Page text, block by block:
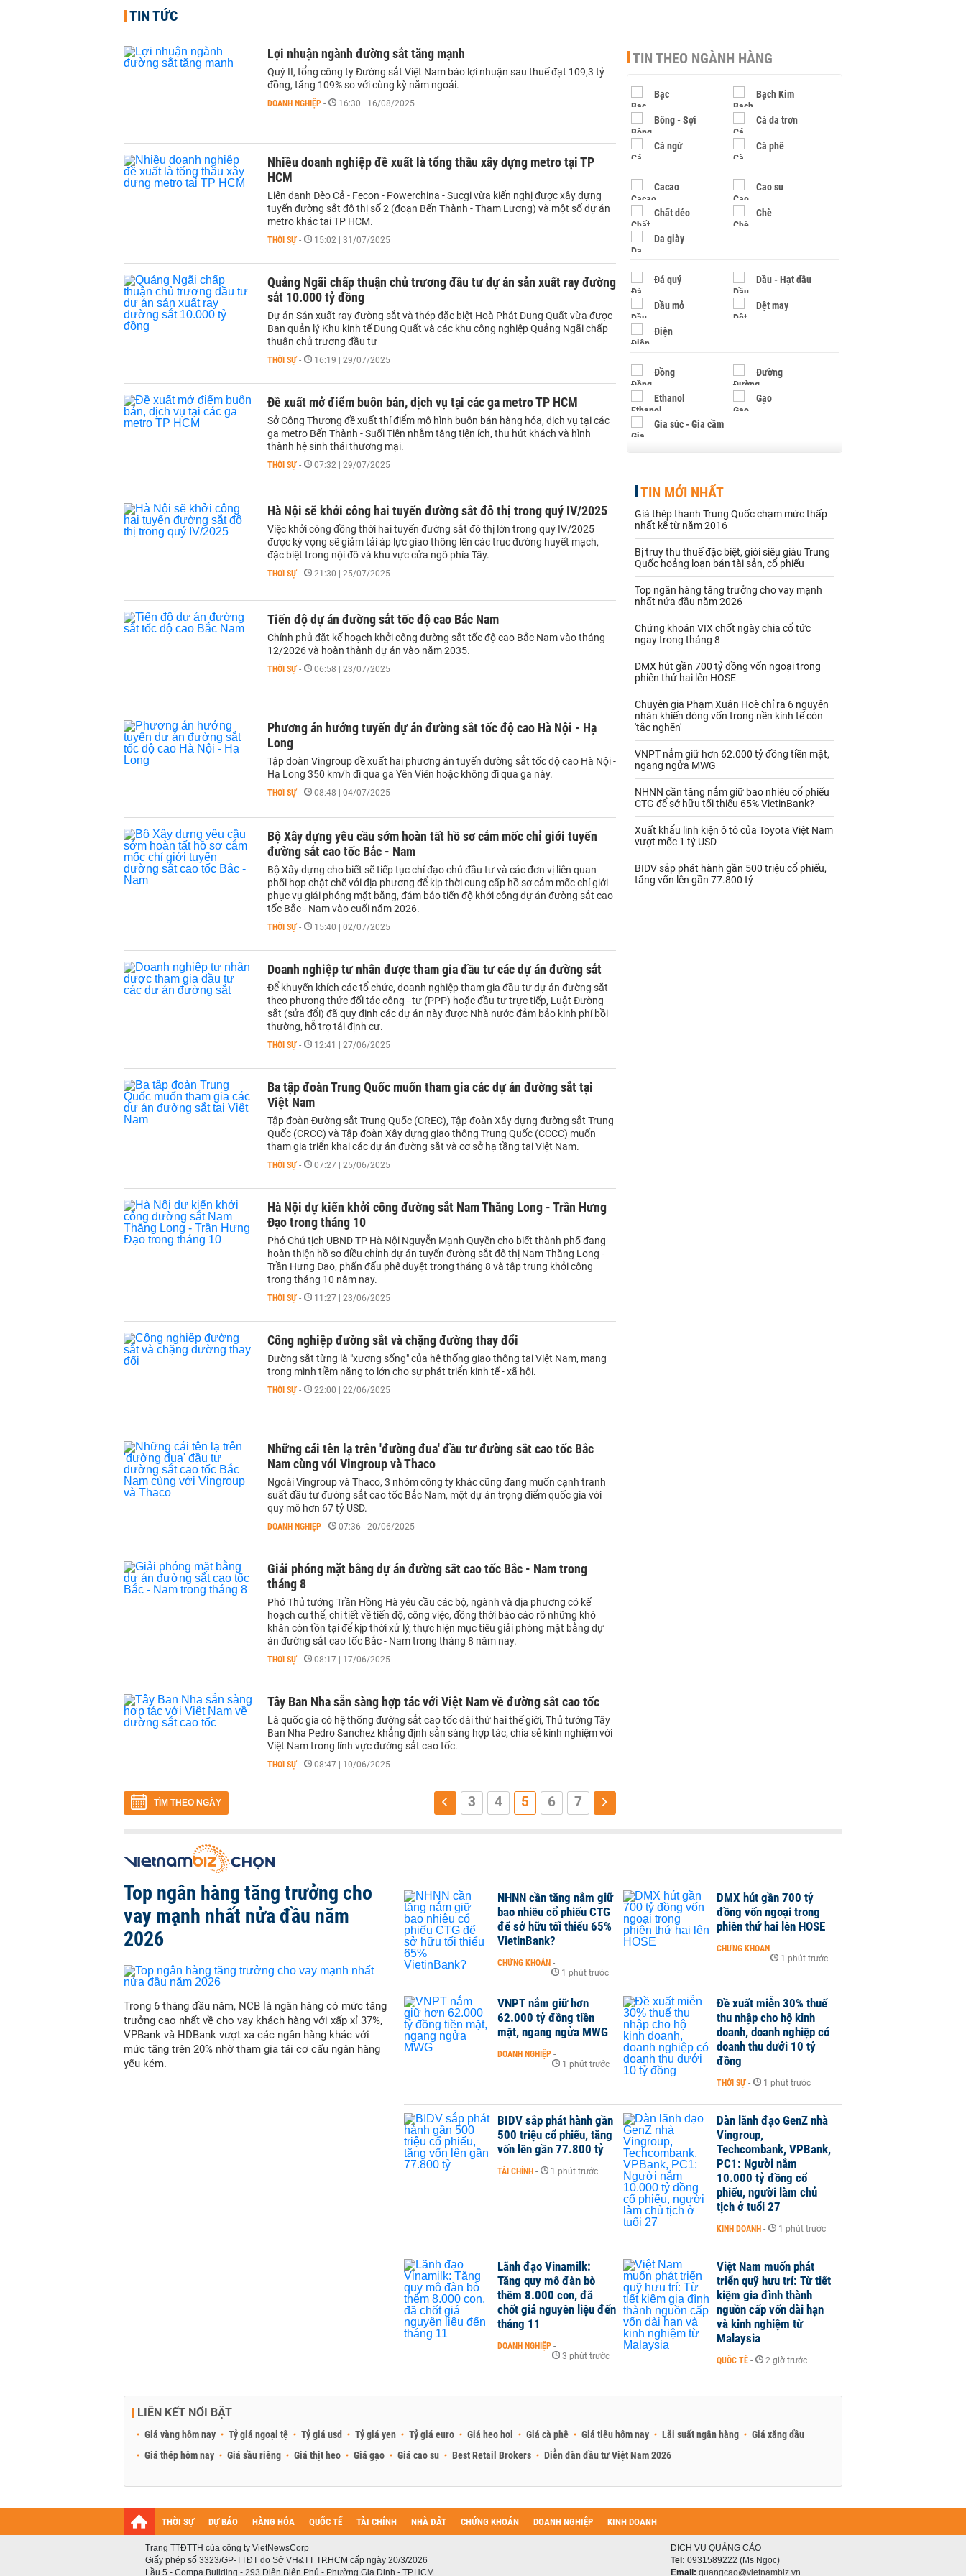
TIN TỨC
Lợi nhuận ngành đường sắt tăng mạnh
Quý II, tổng công ty Đường sắt Việt Nam báo lợi nhuận sau thuế đạt 109,3 tỷ
đồng, tăng 109% so với cùng kỳ năm ngoái.
DOANH NGHIỆP - 16:30 | 16/08/2025
Nhiều doanh nghiệp đề xuất là tổng thầu xây dựng metro tại TP
HCM
Liên danh Đèo Cả - Fecon - Powerchina - Sucgi vừa kiến nghị được xây dựng
tuyến đường sắt đô thị số 2 (đoạn Bến Thành - Tham Lương) và một số dự án
metro khác tại TP HCM.
THỜI SỰ - 15:02 | 31/07/2025
Quảng Ngãi chấp thuận chủ trương đầu tư dự án sản xuất ray đường
sắt 10.000 tỷ đồng
Dự án Sản xuất ray đường sắt và thép đặc biệt Hoà Phát Dung Quất vừa được
Ban quản lý Khu kinh tế Dung Quất và các khu công nghiệp Quảng Ngãi chấp
thuận chủ trương đầu tư
THỜI SỰ - 16:19 | 29/07/2025
Đề xuất mở điểm buôn bán, dịch vụ tại các ga metro TP HCM
Sở Công Thương đề xuất thí điểm mô hình buôn bán hàng hóa, dịch vụ tại các
ga metro Bến Thành - Suối Tiên nhằm tăng tiện ích, thu hút khách và hình
thành hệ sinh thái thương mại.
THỜI SỰ - 07:32 | 29/07/2025
Hà Nội sẽ khởi công hai tuyến đường sắt đô thị trong quý IV/2025
Việc khởi công đồng thời hai tuyến đường sắt đô thị lớn trong quý IV/2025
được kỳ vọng sẽ giảm tải áp lực giao thông lên các trục đường huyết mạch,
đặc biệt trong nội đô và khu vực cửa ngõ phía Tây.
THỜI SỰ - 21:30 | 25/07/2025
Tiến độ dự án đường sắt tốc độ cao Bắc Nam
Chính phủ đặt kế hoạch khởi công đường sắt tốc độ cao Bắc Nam vào tháng
12/2026 và hoàn thành dự án vào năm 2035.
THỜI SỰ - 06:58 | 23/07/2025
Phương án hướng tuyến dự án đường sắt tốc độ cao Hà Nội - Hạ
Long
Tập đoàn Vingroup đề xuất hai phương án tuyến đường sắt tốc độ cao Hà Nội -
Hạ Long 350 km/h đi qua ga Yên Viên hoặc không đi qua ga này.
THỜI SỰ - 08:48 | 04/07/2025
Bộ Xây dựng yêu cầu sớm hoàn tất hồ sơ cắm mốc chỉ giới tuyến
đường sắt cao tốc Bắc - Nam
Bộ Xây dựng cho biết sẽ tiếp tục chỉ đạo chủ đầu tư và các đơn vị liên quan
phối hợp chặt chẽ với địa phương để kịp thời cung cấp hồ sơ cắm mốc chỉ giới
phục vụ giải phóng mặt bằng, đảm bảo tiến độ khởi công dự án đường sắt cao
tốc Bắc - Nam vào cuối năm 2026.
THỜI SỰ - 15:40 | 02/07/2025
Doanh nghiệp tư nhân được tham gia đầu tư các dự án đường sắt
Để khuyến khích các tổ chức, doanh nghiệp tham gia đầu tư dự án đường sắt
theo phương thức đối tác công - tư (PPP) hoặc đầu tư trực tiếp, Luật Đường
sắt (sửa đổi) đã quy định các dự án này được Nhà nước đảm bảo kinh phí bồi
thường, hỗ trợ tái định cư.
THỜI SỰ - 12:41 | 27/06/2025
Ba tập đoàn Trung Quốc muốn tham gia các dự án đường sắt tại
Việt Nam
Tập đoàn Đường sắt Trung Quốc (CREC), Tập đoàn Xây dựng đường sắt Trung
Quốc (CRCC) và Tập đoàn Xây dựng giao thông Trung Quốc (CCCC) muốn
tham gia triển khai các dự án đường sắt và cơ sở hạ tầng tại Việt Nam.
THỜI SỰ - 07:27 | 25/06/2025
Hà Nội dự kiến khởi công đường sắt Nam Thăng Long - Trần Hưng
Đạo trong tháng 10
Phó Chủ tịch UBND TP Hà Nội Nguyễn Mạnh Quyền cho biết thành phố đang
hoàn thiện hồ sơ điều chỉnh dự án tuyến đường sắt đô thị Nam Thăng Long -
Trần Hưng Đạo, phấn đấu phê duyệt trong tháng 8 và tập trung khởi công
trong tháng 10 năm nay.
THỜI SỰ - 11:27 | 23/06/2025
Công nghiệp đường sắt và chặng đường thay đổi
Đường sắt từng là "xương sống" của hệ thống giao thông tại Việt Nam, mang
trong mình tiềm năng to lớn cho sự phát triển kinh tế - xã hội.
THỜI SỰ - 22:00 | 22/06/2025
Những cái tên lạ trên 'đường đua' đầu tư đường sắt cao tốc Bắc
Nam cùng với Vingroup và Thaco
Ngoài Vingroup và Thaco, 3 nhóm công ty khác cũng đang muốn cạnh tranh
suất đầu tư đường sắt cao tốc Bắc Nam, một dự án trọng điểm quốc gia với
quy mô hơn 67 tỷ USD.
DOANH NGHIỆP - 07:36 | 20/06/2025
Giải phóng mặt bằng dự án đường sắt cao tốc Bắc - Nam trong
tháng 8
Phó Thủ tướng Trần Hồng Hà yêu cầu các bộ, ngành và địa phương có kế
hoạch cụ thể, chi tiết về tiến độ, công việc, đồng thời báo cáo rõ những khó
khăn còn tồn tại để kịp thời xử lý, thực hiện mục tiêu giải phóng mặt bằng dự
án đường sắt cao tốc Bắc - Nam trong tháng 8 năm nay.
THỜI SỰ - 08:17 | 17/06/2025
Tây Ban Nha sẵn sàng hợp tác với Việt Nam về đường sắt cao tốc
Là quốc gia có hệ thống đường sắt cao tốc dài thứ hai thế giới, Thủ tướng Tây
Ban Nha Pedro Sanchez khẳng định sẵn sàng hợp tác, chia sẻ kinh nghiệm với
Việt Nam trong lĩnh vực đường sắt cao tốc.
THỜI SỰ - 08:47 | 10/06/2025
TÌM THEO NGÀY 3 4 5 6 7
TIN THEO NGÀNH HÀNG
Bạc Bạch Kim
Bông - Sợi Cá da trơn
Cá ngừ Cà phê
Cacao Cao su
Chất dẻo Chè
Da giày
Đá quý Dầu - Hạt dầu
Dầu mỏ Dệt may
Điện
Đồng Đường
Ethanol Gạo
Gia súc - Gia cầm
Hạt điều
Khí đốt
Kim loại khác Mắc ca
Muối Ngũ cốc
Palladium Phân bón
Rau - Củ -Quả
Sữa
Than Thức ăn chăn nuôi
Thủy hải sản khác
Vàng
VLXD khác Xăng dầu
Xi măng - Clynker
TIN MỚI NHẤT
Giá thép thanh Trung Quốc chạm mức thấp
nhất kể từ năm 2016
Bị truy thu thuế đặc biệt, giới siêu giàu Trung
Quốc hoảng loạn bán tài sản, cổ phiếu
Top ngân hàng tăng trưởng cho vay mạnh
nhất nửa đầu năm 2026
Chứng khoán VIX chốt ngày chia cổ tức
ngay trong tháng 8
DMX hút gần 700 tỷ đồng vốn ngoại trong
phiên thứ hai lên HOSE
Chuyên gia Phạm Xuân Hoè chỉ ra 6 nguyên
nhân khiến dòng vốn trong nền kinh tế còn
'tắc nghẽn'
VNPT nắm giữ hơn 62.000 tỷ đồng tiền mặt,
ngang ngửa MWG
NHNN cần tăng nắm giữ bao nhiêu cổ phiếu
CTG để sở hữu tối thiểu 65% VietinBank?
Xuất khẩu linh kiện ô tô của Toyota Việt Nam
vượt mốc 1 tỷ USD
BIDV sắp phát hành gần 500 triệu cổ phiếu,
tăng vốn lên gần 77.800 tỷ
Top ngân hàng tăng trưởng cho
vay mạnh nhất nửa đầu năm
2026
Trong 6 tháng đầu năm, NCB là ngân hàng có mức tăng
trưởng cao nhất về cho vay khách hàng với xấp xỉ 37%,
VPBank và HDBank vượt xa các ngân hàng khác với
mức tăng trên 20% nhờ tham gia tái cơ cấu ngân hàng
yếu kém.
NHNN cần tăng nắm giữ
bao nhiêu cổ phiếu CTG
để sở hữu tối thiểu 65%
VietinBank?
CHỨNG KHOÁN -
1 phút trước
DMX hút gần 700 tỷ
đồng vốn ngoại trong
phiên thứ hai lên HOSE
CHỨNG KHOÁN -
1 phút trước
VNPT nắm giữ hơn
62.000 tỷ đồng tiền
mặt, ngang ngửa MWG
DOANH NGHIỆP -
1 phút trước
Đề xuất miễn 30% thuế
thu nhập cho hộ kinh
doanh, doanh nghiệp có
doanh thu dưới 10 tỷ
đồng
THỜI SỰ - 1 phút trước
BIDV sắp phát hành gần
500 triệu cổ phiếu, tăng
vốn lên gần 77.800 tỷ
TÀI CHÍNH - 1 phút trước
Dàn lãnh đạo GenZ nhà
Vingroup,
Techcombank, VPBank,
PC1: Người nắm
10.000 tỷ đồng cổ
phiếu, người làm chủ
tịch ở tuổi 27
KINH DOANH - 1 phút trước
Lãnh đạo Vinamilk:
Tăng quy mô đàn bò
thêm 8.000 con, đã
chốt giá nguyên liệu đến
tháng 11
DOANH NGHIỆP -
3 phút trước
Việt Nam muốn phát
triển quỹ hưu trí: Từ tiết
kiệm gia đình thành
nguồn cấp vốn dài hạn
và kinh nghiệm từ
Malaysia
QUỐC TẾ - 2 giờ trước
LIÊN KẾT NỔI BẬT
Giá vàng hôm nay Tỷ giá ngoại tệ Tỷ giá usd Tỷ giá yen Tỷ giá euro Giá heo hơi Giá cà phê Giá tiêu hôm nay Lãi suất ngân hàng
Giá xăng dầu
Giá thép hôm nay
Giá sầu riêng Giá thịt heo Giá gạo Giá cao su Best Retail Brokers Diễn đàn đầu tư Việt Nam 2026
THỜI SỰ DỰ BÁO HÀNG HÓA QUỐC TẾ TÀI CHÍNH NHÀ ĐẤT CHỨNG KHOÁN DOANH NGHIỆP KINH DOANH
Trang TTĐTTH của công ty VietNewsCorp
Giấy phép số 3323/GP-TTĐT do Sở VH&TT TP.HCM cấp ngày 20/3/2026
Lầu 5 - Compa Building - 293 Điện Biên Phủ - Phường Gia Định - TP.HCM
DỊCH VỤ QUẢNG CÁO
Tel: 0931589222 (Ms Ngọc)
Email: quangcao@vietnambiz.vn